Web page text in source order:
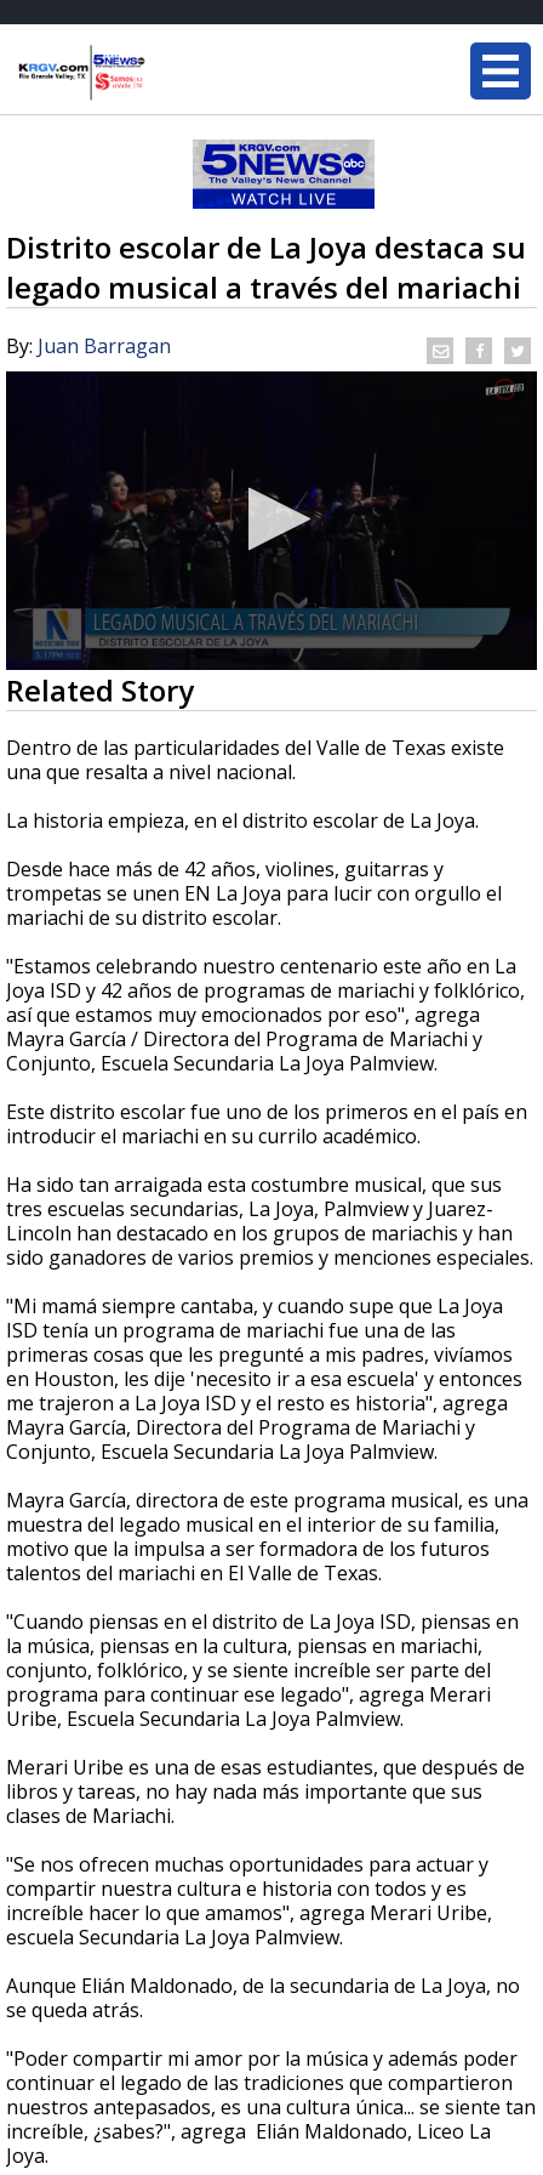
Distrito escolar de La Joya destaca su
legado musical a través del mariachi
By: Juan Barragan
0
seconds
of
2
minutes,
36
Related Story
Dentro de las particularidades del Valle de Texas existe
una que resalta a nivel nacional.
La historia empieza, en el distrito escolar de La Joya.
Desde hace más de 42 años, violines, guitarras y
trompetas se unen EN La Joya para lucir con orgullo el
mariachi de su distrito escolar.
"Estamos celebrando nuestro centenario este año en La
Joya ISD y 42 años de programas de mariachi y folklórico,
así que estamos muy emocionados por eso", agrega
Mayra García / Directora del Programa de Mariachi y
Conjunto, Escuela Secundaria La Joya Palmview.
Este distrito escolar fue uno de los primeros en el país en
introducir el mariachi en su currilo académico.
Ha sido tan arraigada esta costumbre musical, que sus
tres escuelas secundarias, La Joya, Palmview y Juarez-
Lincoln han destacado en los grupos de mariachis y han
sido ganadores de varios premios y menciones especiales.
"Mi mamá siempre cantaba, y cuando supe que La Joya
ISD tenía un programa de mariachi fue una de las
primeras cosas que les pregunté a mis padres, vivíamos
en Houston, les dije 'necesito ir a esa escuela' y entonces
me trajeron a La Joya ISD y el resto es historia", agrega
Mayra García, Directora del Programa de Mariachi y
Conjunto, Escuela Secundaria La Joya Palmview.
Mayra García, directora de este programa musical, es una
muestra del legado musical en el interior de su familia,
motivo que la impulsa a ser formadora de los futuros
talentos del mariachi en El Valle de Texas.
"Cuando piensas en el distrito de La Joya ISD, piensas en
la música, piensas en la cultura, piensas en mariachi,
conjunto, folklórico, y se siente increíble ser parte del
programa para continuar ese legado", agrega Merari
Uribe, Escuela Secundaria La Joya Palmview.
Merari Uribe es una de esas estudiantes, que después de
libros y tareas, no hay nada más importante que sus
clases de Mariachi.
"Se nos ofrecen muchas oportunidades para actuar y
compartir nuestra cultura e historia con todos y es
increíble hacer lo que amamos", agrega Merari Uribe,
escuela Secundaria La Joya Palmview.
Aunque Elián Maldonado, de la secundaria de La Joya, no
se queda atrás.
"Poder compartir mi amor por la música y además poder
continuar el legado de las tradiciones que compartieron
nuestros antepasados, es una cultura única... se siente tan
increíble, ¿sabes?", agrega Elián Maldonado, Liceo La
Joya.